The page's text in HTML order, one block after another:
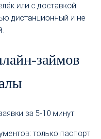
или с доставкой
дистанционный и не
займов
за 5-10 минут.
только паспорт